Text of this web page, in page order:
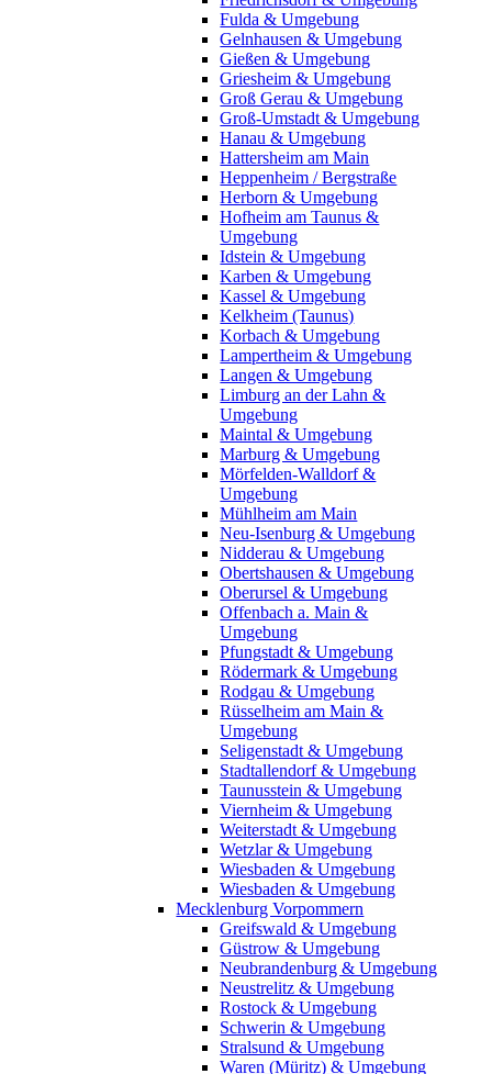
Fulda & Umgebung
Gelnhausen & Umgebung
Gießen & Umgebung
Griesheim & Umgebung
Groß Gerau & Umgebung
Groß-Umstadt & Umgebung
Hanau & Umgebung
Hattersheim am Main
Heppenheim / Bergstraße
Herborn & Umgebung
Hofheim am Taunus &
Umgebung
Idstein & Umgebung
Karben & Umgebung
Kassel & Umgebung
Kelkheim (Taunus)
Korbach & Umgebung
Lampertheim & Umgebung
Langen & Umgebung
Limburg an der Lahn &
Umgebung
Maintal & Umgebung
Marburg & Umgebung
Mörfelden-Walldorf &
Umgebung
Mühlheim am Main
Neu-Isenburg & Umgebung
Nidderau & Umgebung
Obertshausen & Umgebung
Oberursel & Umgebung
Offenbach a. Main &
Umgebung
Pfungstadt & Umgebung
Rödermark & Umgebung
Rodgau & Umgebung
Rüsselheim am Main &
Umgebung
Seligenstadt & Umgebung
Stadtallendorf & Umgebung
Taunusstein & Umgebung
Viernheim & Umgebung
Weiterstadt & Umgebung
Wetzlar & Umgebung
Wiesbaden & Umgebung
Wiesbaden & Umgebung
Mecklenburg Vorpommern
Greifswald & Umgebung
Güstrow & Umgebung
Neubrandenburg & Umgebung
Neustrelitz & Umgebung
Rostock & Umgebung
Schwerin & Umgebung
Stralsund & Umgebung
Waren (Müritz) & Umgebung